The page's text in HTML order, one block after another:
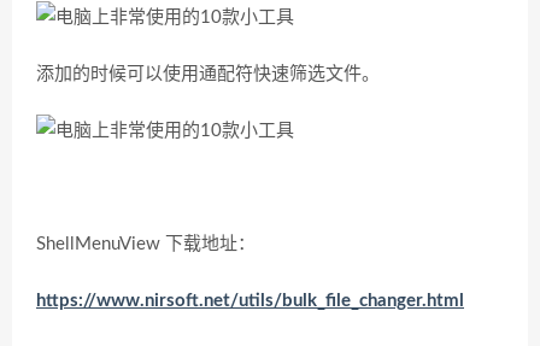
添加的时候可以使用通配符快速筛选文件。
ShellMenuView 下载地址：
https://www.nirsoft.net/utils/bulk_file_changer.html